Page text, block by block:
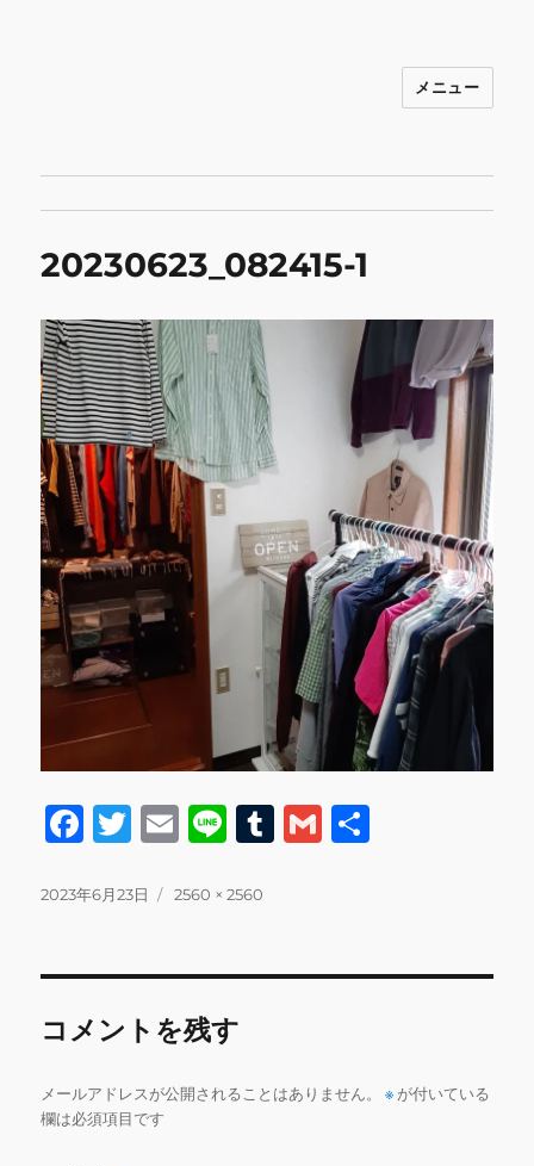
INNOCENCE ～日常に彩りを～ フ
物 etc販売 江戸川区瑞江
メニュー
20230623_082415-1
F
c
b
o
o
k
T
it
r
E
ai
Li
e
T
r
G
投
2023年6月23日
フ
2560 × 2560
コメントを残す
メールアドレスが公開されることはありません。 ※ が付いている
欄は必須項目です